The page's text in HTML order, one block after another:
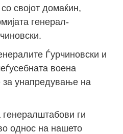
својот домаќин,
генерал-
Ѓурчиновски и
воена
за унапредување на
ги
однос на нашето